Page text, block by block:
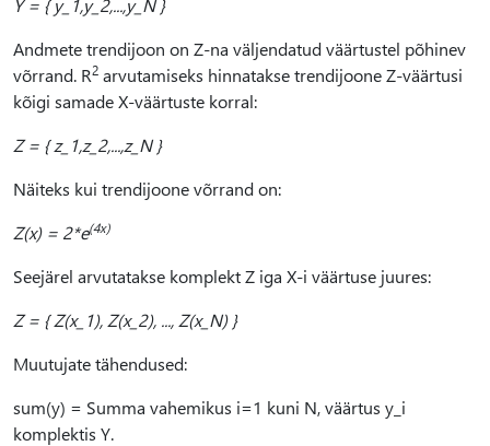
Y = { y_1,y_2,...,y_N }
Andmete trendijoon on Z-na väljendatud väärtustel põhinev
võrrand. R2 arvutamiseks hinnatakse trendijoone Z-väärtusi
kõigi samade X-väärtuste korral:
Z = { z_1,z_2,...,z_N }
Näiteks kui trendijoone võrrand on:
Z(x) = 2*e(4x)
Seejärel arvutatakse komplekt Z iga X-i väärtuse juures:
Z = { Z(x_1), Z(x_2), ..., Z(x_N) }
Muutujate tähendused:
sum(y) = Summa vahemikus i=1 kuni N, väärtus y_i
komplektis Y.